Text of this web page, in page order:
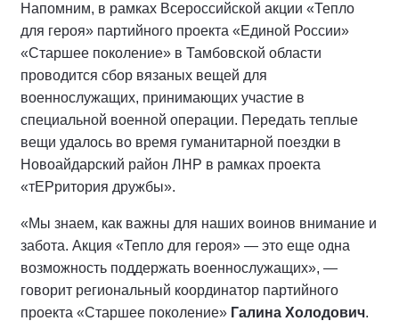
Напомним, в рамках Всероссийской акции «Тепло
для героя» партийного проекта «Единой России»
«Старшее поколение» в Тамбовской области
проводится сбор вязаных вещей для
военнослужащих, принимающих участие в
специальной военной операции. Передать теплые
вещи удалось во время гуманитарной поездки в
Новоайдарский район ЛНР в рамках проекта
«тЕРритория дружбы».
«Мы знаем, как важны для наших воинов внимание и
забота. Акция «Тепло для героя» — это еще одна
возможность поддержать военнослужащих», —
говорит региональный координатор партийного
проекта «Старшее поколение» Галина Холодович.